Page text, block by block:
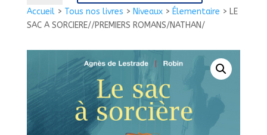
Accueil> Tous nos livres > Niveaux> Élementaire > LE
SAC A SORCIERE//PREMIERS ROMANS/NATHAN/
LE
SAC
ROMANS/NATHAN/